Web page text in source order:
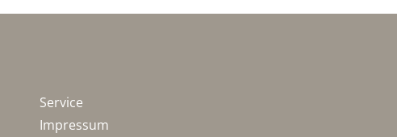
Service
Impressum